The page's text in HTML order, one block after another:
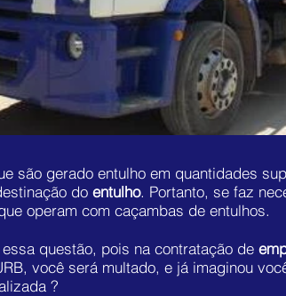
são gerado entulho em quantidades
do entulho. Portanto, se faz
operam com caçambas de entulhos.
questão, pois na contratação de
você será multado, e já imaginou
?